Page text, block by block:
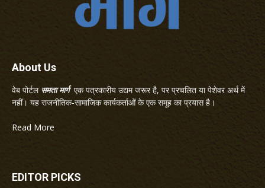
About Us
वेब पोर्टल समता मार्गएक पत्रकारीय उद्यम जरूर है, पर प्रचलित या पेशेवर अर्थ में
नहीं। यह राजनीतिक-सामाजिक कार्यकर्ताओं के एक समूह का प्रयास है।
Read More
EDITOR PICKS